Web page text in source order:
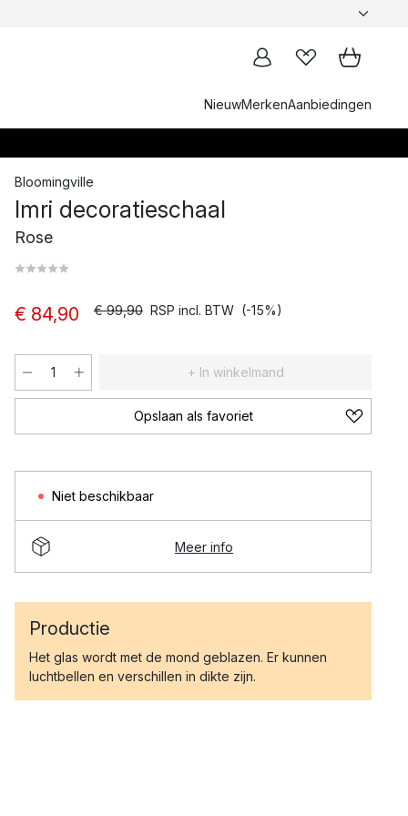
NieuwMerkenAanbiedingen
Bloomingville
Imri decoratieschaal
Rose
€ 84,90 € 99,90 RSP incl. BTW (-15%)
+ In winkelmand
Opslaan als favoriet
Niet beschikbaar
Meer info
Productie
Het glas wordt met de mond geblazen. Er kunnen
luchtbellen en verschillen in dikte zijn.